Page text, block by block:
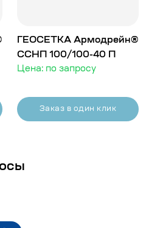
ГЕОСЕТКА Армодрейн®
ССНП 100/100-40 П
Цена: по запросу
Заказ в один клик